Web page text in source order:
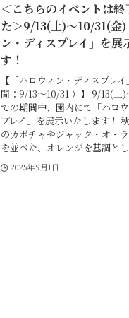
＜こちらのイベントは終
た＞9/13(土)～10/31(金)
ン・ディスプレイ」を展
す！
【「ハロウィン・ディスプレ
間：9/13～10/31 ）】 9/13(土)
での期間中、園内にて「ハロ
プレイ」を展示いたします！
のカボチャやジャック・オ・
を並べた、オレンジを基調と
2025年9月1日